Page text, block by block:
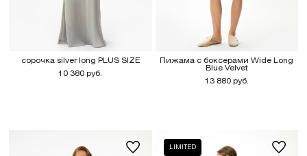
сорочка silver long PLUS SIZE
10 380 руб.
Пижама с боксерами Wide Long
Blue Velvet
13 880 руб.
LIMITED